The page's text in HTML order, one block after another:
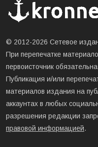
© 2012-2026 Сетевое
При перепечатке
первоисточник
Публикация и/или
материалов издания на
аккаунтах в любых
разрешения редакции
правовой информацией.